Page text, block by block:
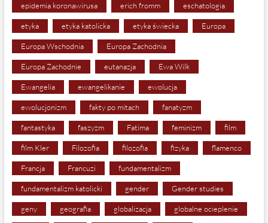
epidemia koronawirusa erich fromm eschatologia
etyka etyka katolicka etyka świecka Europa
Europa Wschodnia Europa Zachodnia
Europa Zachodnie eutanazja Ewa Wilk
Ewangelia ewangelikanie ewolucja
ewolucjonizm fakty po mitach fanatyzm
fantastyka faszyzm Fatima feminizm film
film Kler Filozofia filozofia fizyka flamenco
Francja Francuzi fundamentalizm
fundamentalizm katolicki gender Gender studies
geny geografia globalizacja globalne ocieplenie